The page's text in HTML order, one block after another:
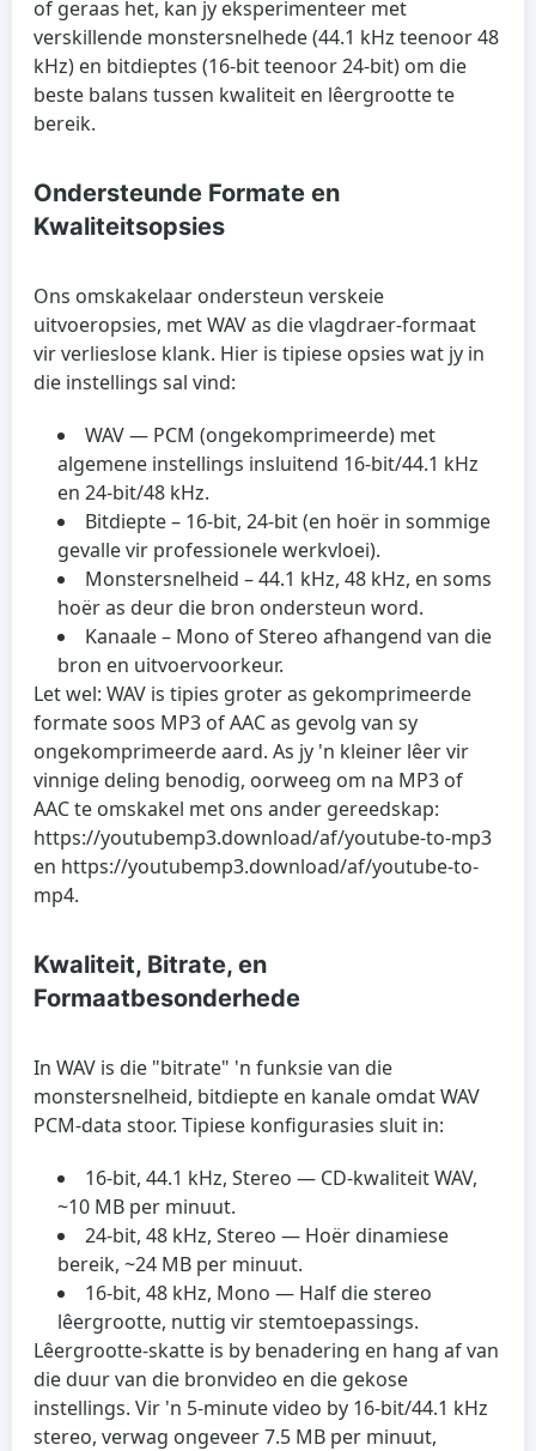
of geraas het, kan jy eksperimenteer met
verskillende monstersnelhede (44.1 kHz teenoor 48
kHz) en bitdieptes (16-bit teenoor 24-bit) om die
beste balans tussen kwaliteit en lêergrootte te
bereik.
Ondersteunde Formate en
Kwaliteitsopsies
Ons omskakelaar ondersteun verskeie
uitvoeropsies, met WAV as die vlagdraer-formaat
vir verlieslose klank. Hier is tipiese opsies wat jy in
die instellings sal vind:
WAV— PCM (ongekomprimeerde) met
algemene instellings insluitend 16-bit/44.1 kHz
en 24-bit/48 kHz.
Bitdiepte– 16-bit, 24-bit (en hoër in sommige
gevalle vir professionele werkvloei).
Monstersnelheid – 44.1 kHz, 48 kHz, en soms
hoër as deur die bron ondersteun word.
Kanaale– Mono of Stereo afhangend van die
bron en uitvoervoorkeur.
Let wel: WAV is tipies groter as gekomprimeerde
formate soos MP3 of AAC as gevolg van sy
ongekomprimeerde aard. As jy 'n kleiner lêer vir
vinnige deling benodig, oorweeg om na MP3 of
AAC te omskakel met ons ander gereedskap:
https://youtubemp3.download/af/youtube-to-mp3
en https://youtubemp3.download/af/youtube-to-
mp4.
Kwaliteit, Bitrate, en
Formaatbesonderhede
In WAV is die "bitrate" 'n funksie van die
monstersnelheid, bitdiepte en kanale omdat WAV
PCM-data stoor. Tipiese konfigurasies sluit in:
16-bit, 44.1 kHz, Stereo — CD-kwaliteit WAV,
~10 MB per minuut.
24-bit, 48 kHz, Stereo — Hoër dinamiese
bereik, ~24 MB per minuut.
16-bit, 48 kHz, Mono — Half die stereo
lêergrootte, nuttig vir stemtoepassings.
Lêergrootte-skatte is by benadering en hang af van
die duur van die bronvideo en die gekose
instellings. Vir 'n 5‑minute video by 16‑bit/44.1 kHz
stereo, verwag ongeveer 7.5 MB per minuut,